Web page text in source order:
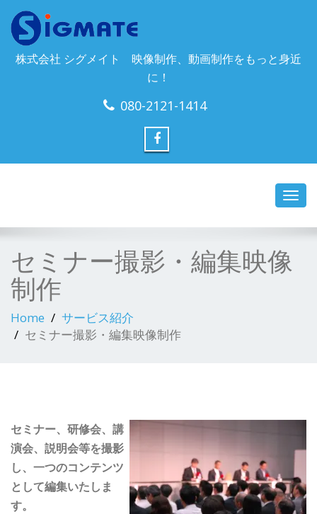
株式会社 シグメイト 映像制作、動画制作をもっと身近
に！
080-2121-1414
セミナー撮影・編集映像
制作
Home
サービス紹介
セミナー撮影・編集映像制作
セミナー、研修会、講
演会、説明会等を撮影
し、一つのコンテンツ
として編集いたしま
す。